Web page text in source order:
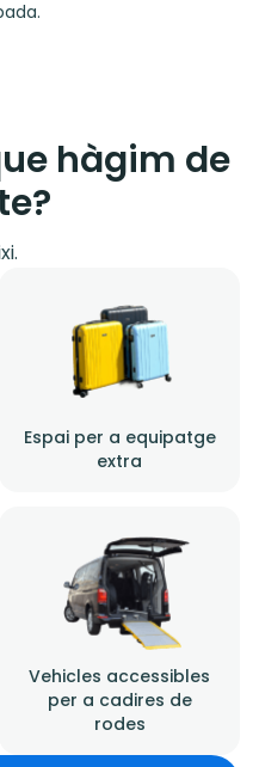
hàgim de
Espai per a equipatge
extra
Vehicles accessibles
per a cadires de
rodes